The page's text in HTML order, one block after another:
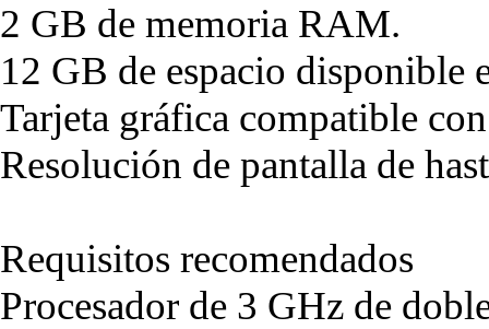
2 GB de memoria RAM.
12 GB de espacio disponible
Tarjeta gráfica compatible
Resolución de pantalla de
Requisitos recomendados
Procesador de 3 GHz de